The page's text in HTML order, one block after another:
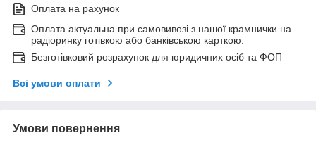
Оплата на рахунок
Оплата актуальна при самовивозі з нашої крамнички на
радіоринку готівкою або банківською карткою.
Безготівковий розрахунок для юридичних осіб та ФОП
Всі умови оплати
Умови повернення